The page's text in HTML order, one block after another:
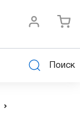
Поиск